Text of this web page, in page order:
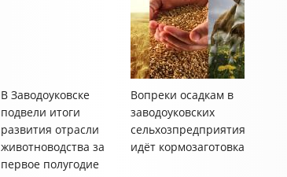
В Заводоуковске
подвели итоги
развития отрасли
животноводства за
первое полугодие
Вопреки осадкам в
заводоуковских
сельхозпредприятиях
идёт кормозаготовка